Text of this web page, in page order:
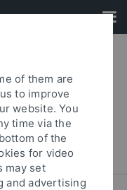
des
of them are
to improve
website. You
time via the
of the
for video
may set
and advertising